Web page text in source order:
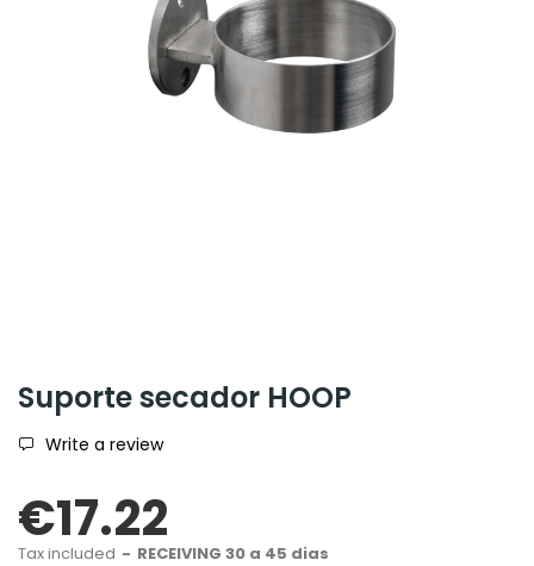
Suporte secador HOOP
Write a review
€17.22
Tax included RECEIVING 30 a 45 dias